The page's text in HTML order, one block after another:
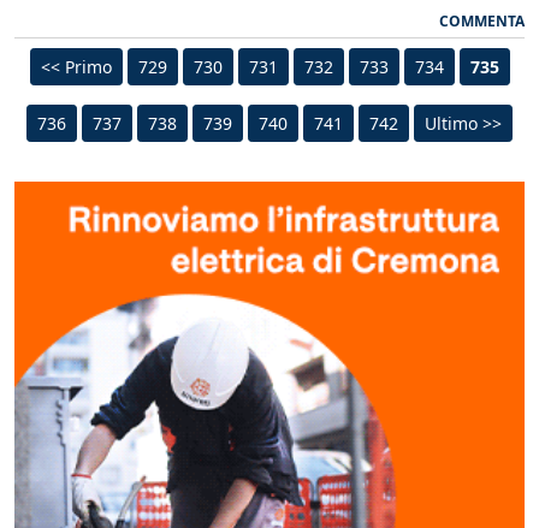
COMMENTA
<< Primo 729 730 731 732 733 734 735
736 737 738 739 740 741 742 Ultimo >>